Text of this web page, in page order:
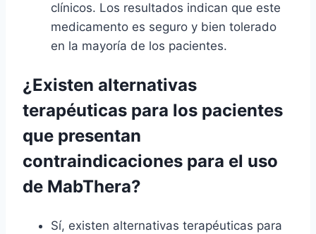
clínicos. Los resultados indican que este
medicamento es seguro y bien tolerado
en la mayoría de los pacientes.
¿Existen alternativas
terapéuticas para los pacientes
que presentan
contraindicaciones para el uso
de MabThera?
Sí, existen alternativas terapéuticas para